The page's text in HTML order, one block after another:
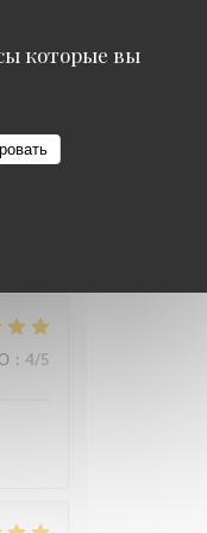
которые вы
: 4/5